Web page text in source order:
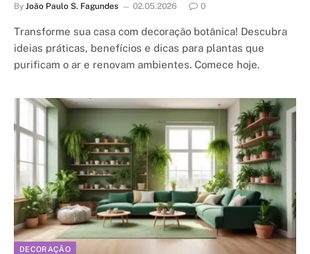
By João Paulo S. Fagundes 02.05.2026 0
Transforme sua casa com decoração botânica! Descubra
ideias práticas, benefícios e dicas para plantas que
purificam o ar e renovam ambientes. Comece hoje.
DECORAÇÃO